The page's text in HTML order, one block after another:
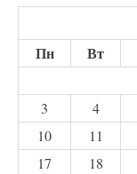
Пн
Вт
3
4
10
11
17
18